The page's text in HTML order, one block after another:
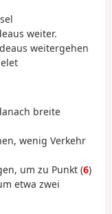
weiter.
weitergehen
breite
wenig Verkehr
um zu Punkt (6)
etwa zwei